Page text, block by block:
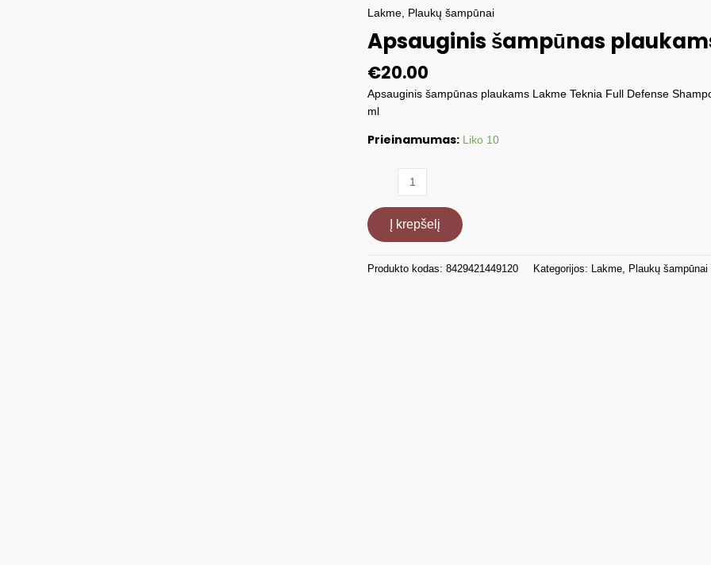
Lakme Plaukų šampūnai
Apsauginis šampūnas
€20.00
Apsauginis šampūnas plaukams Lakme Teknia Full Defense
ml
Prieinamumas: Liko 10
produkto
Apsauginis
šampūnas
plaukams,
300
Į krepšelį
Produkto kodas:8429421449120 Kategorijos: Lakme, Plaukų šampūnai